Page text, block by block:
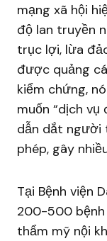
mạng xã hội
độ lan truyền
trục lợi, lừa
được quảng
kiểm chứng,
muốn “dịch vụ
dẫn dắt người
phép, gây
Tại Bệnh viện
200-500 bệnh
thẩm mỹ nội